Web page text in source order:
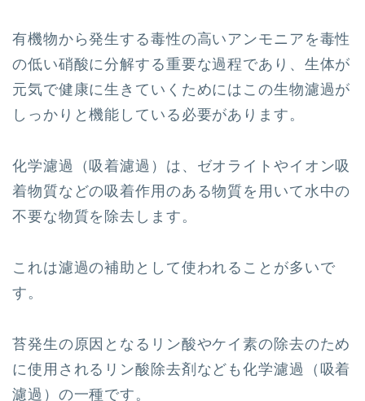
有機物から発生する毒性の高いアンモニアを毒性
の低い硝酸に分解する重要な過程であり、生体が
元気で健康に生きていくためにはこの生物濾過が
しっかりと機能している必要があります。
化学濾過（吸着濾過）は、ゼオライトやイオン吸
着物質などの吸着作用のある物質を用いて水中の
不要な物質を除去します。
これは濾過の補助として使われることが多いで
す。
苔発生の原因となるリン酸やケイ素の除去のため
に使用されるリン酸除去剤なども化学濾過（吸着
濾過）の一種です。